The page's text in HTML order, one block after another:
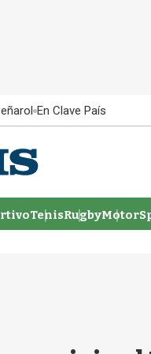
En Clave País
TenisRugby